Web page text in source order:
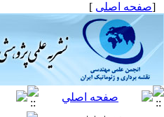
[صفحه اصلی ]